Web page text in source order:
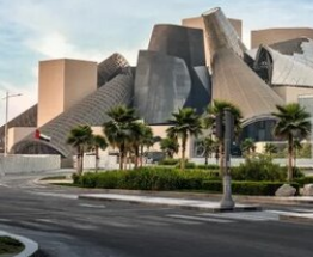
两人高声呼吁英国停止与以色
后，其中一人将红色液体泼洒
场观众惊呼，两人随即被警方
此次行动发生时，英国艺术
动的现场。就在该事件发生
候行动人士因向文森特·梵高
葵》的玻璃罩泼洒番茄汤而